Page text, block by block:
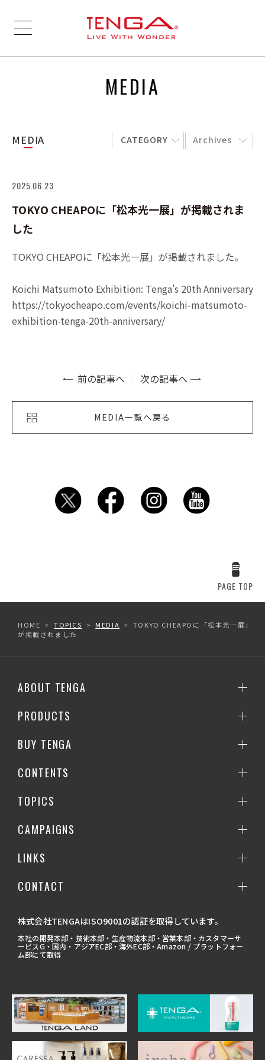
MEDIA
MEDIA CATEGORY Archives
2025.06.23
TOKYO CHEAPOに「松本光一展」が掲載されま
した
TOKYO CHEAPOに「松本光一展」が掲載されました。
Koichi Matsumoto Exhibition: Tenga’s 20th Anniversary
https://tokyocheapo.com/events/koichi-matsumoto-
exhibition-tenga-20th-anniversary/
前の記事へ 次の記事へ
MEDIA一覧へ戻る
PAGE TOP
HOME TOPICS MEDIA
TOKYO CHEAPOに「松本光一展」
が掲載されました
ABOUT TENGA
PRODUCTS
BUY TENGA
CONTENTS
TOPICS
CAMPAIGNS
LINKS
CONTACT
株式会社TENGAはISO9001の認証を取得しています。
本社の開発本部・技術本部・生産物流本部・営業本部・カスタマーサ
ービスG・国内・アジアEC部・海外EC部・Amazon / プラットフォー
ム部にて取得